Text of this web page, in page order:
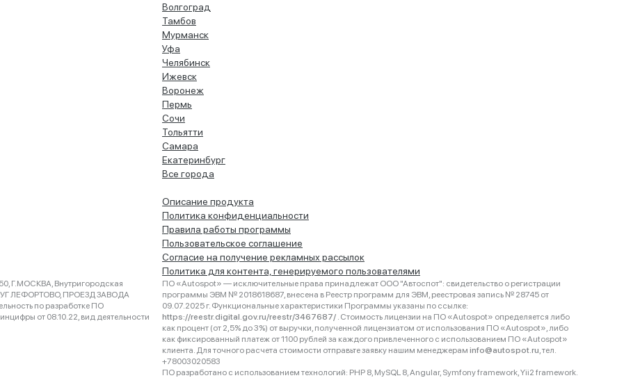
Волгоград
Тамбов
Мурманск
Уфа
Челябинск
Ижевск
Воронеж
Пермь
Сочи
Тольятти
Самара
Екатеринбург
Все города
Описание продукта
Политика конфиденциальности
Правила работы программы
Пользовательское соглашение
Согласие на получение рекламных рассылок
Политика для контента, генерируемого пользователями
Г.МОСКВА, Внутригородская
ЛЕФОРТОВО, ПРОЕЗД ЗАВОДА
по разработке ПО
от 08.10.22, вид деятельности
ПО «Autospot» — исключительные права принадлежат ООО "Автоспот": свидетельство о регистрации
программы ЭВМ № 2018618687, внесена в Реестр программ для ЭВМ, реестровая запись № 28745 от
09.07.2025 г. Функциональные характеристики Программы указаны по ссылке:
https://reestr.digital.gov.ru/reestr/3467687/ . Стоимость лицензии на ПО «Autospot» определяется либо
как процент (от 2,5% до 3%) от выручки, полученной лицензиатом от использования ПО «Autospot», либо
как фиксированный платеж от 1100 рублей за каждого привлеченного с использованием ПО «Autospot»
клиента. Для точного расчета стоимости отправьте заявку нашим менеджерам info@autospot.ru, тел.
+78003020583
ПО разработано с использованием технологий: PHP 8, MySQL 8, Angular, Symfony framework, Yii2 framework.